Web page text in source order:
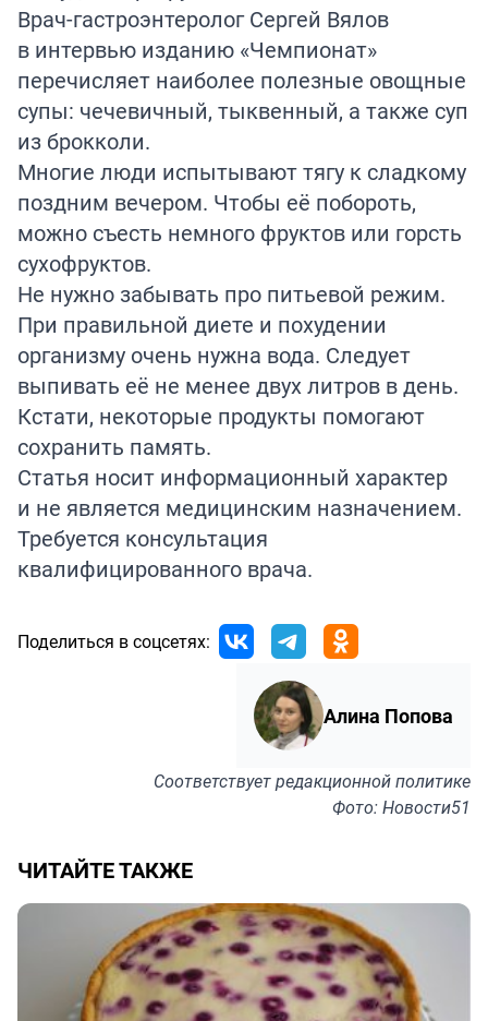
Врач-гастроэнтеролог Сергей Вялов
в интервью изданию «Чемпионат»
перечисляет наиболее полезные овощные
супы: чечевичный, тыквенный, а также суп
из брокколи.
Многие люди испытывают тягу к сладкому
поздним вечером. Чтобы её побороть,
можно съесть немного фруктов или горсть
сухофруктов.
Не нужно забывать про питьевой режим.
При правильной диете и похудении
организму очень нужна вода. Следует
выпивать её не менее двух литров в день.
Кстати, некоторые продукты помогают
сохранить память.
Статья носит информационный характер
и не является медицинским назначением.
Требуется консультация
квалифицированного врача.
Поделиться в соцсетях:
Алина Попова
Соответствуетредакционной политике
Фото: Новости51
ЧИТАЙТЕ ТАКЖЕ